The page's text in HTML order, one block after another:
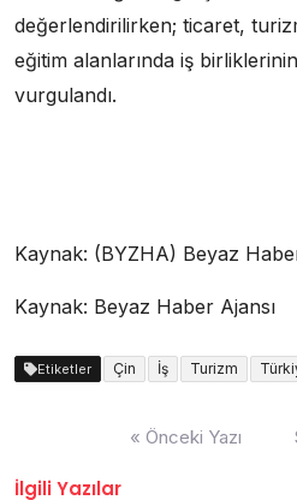
değerlendirilirken; ticaret,
eğitim alanlarında iş
vurgulandı.
Kaynak: (BYZHA) Beyaz
Kaynak: Beyaz Haber Ajansı
Etiketler Çin İş Turizm
« Önceki Yazı
İlgili Yazılar